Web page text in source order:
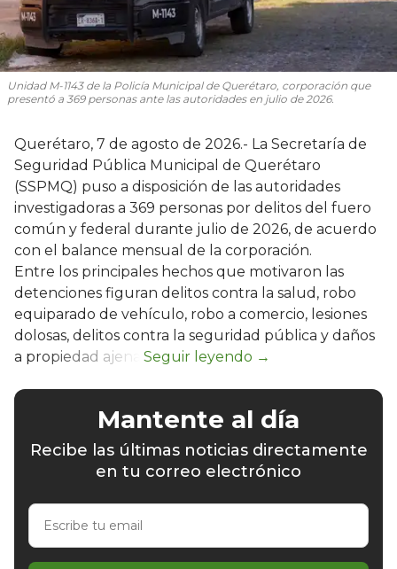
Unidad M-1143 de la Policía Municipal de Querétaro, corporación que
presentó a 369 personas ante las autoridades en julio de 2026.
Querétaro, 7 de agosto de 2026.- La Secretaría de
Seguridad Pública Municipal de Querétaro
(SSPMQ) puso a disposición de las autoridades
investigadoras a 369 personas por delitos del fuero
común y federal durante julio de 2026, de acuerdo
con el balance mensual de la corporación.
Entre los principales hechos que motivaron las
detenciones figuran delitos contra la salud, robo
equiparado de vehículo, robo a comercio, lesiones
dolosas, delitos contra la seguridad pública y daños
a propiedad ajena.
Mantente al día
Recibe las últimas noticias directamente
en tu correo electrónico
Escribe
email